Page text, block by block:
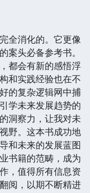
全消化的。它更像
案头必备参考书。
都会有新的感悟浮
和实践经验也在不
的复杂逻辑网中捕
学未来发展趋势的
洞察力，让我对未
野。这本书成功地
和未来的发展蓝图
书籍的范畴，成为
，值得所有信息资
阅，以期不断精进